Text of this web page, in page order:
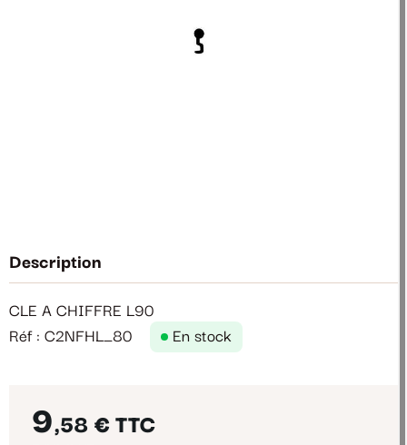
Description
CLE A CHIFFRE L90
Réf : C2NFHL_80
En stock
9,58 € TTC